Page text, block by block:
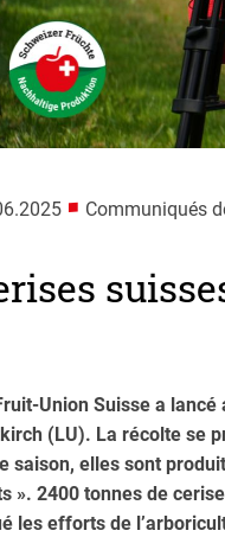
■ Communiqués
Union Suisse a
(LU). La récolte se
saison, elles sont
». 2400 tonnes de
les efforts de